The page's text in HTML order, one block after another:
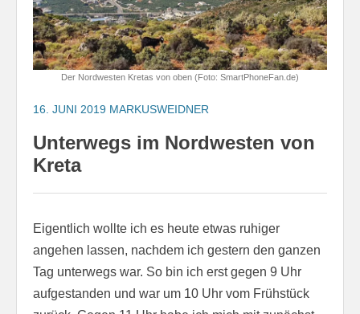
Der Nordwesten Kretas von oben (Foto: SmartPhoneFan.de)
16. JUNI 2019 MARKUSWEIDNER
Unterwegs im Nordwesten von
Kreta
Eigentlich wollte ich es heute etwas ruhiger
angehen lassen, nachdem ich gestern den ganzen
Tag unterwegs war. So bin ich erst gegen 9 Uhr
aufgestanden und war um 10 Uhr vom Frühstück